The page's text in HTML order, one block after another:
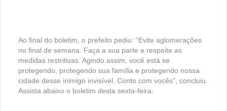
Ao final do boletim, o prefeito pediu: “Evite aglomerações
no final de semana. Faça a sua parte e respeite as
medidas restritivas. Agindo assim, você está se
protegendo, protegendo sua família e protegendo nossa
cidade desse inimigo invisível. Conto com vocês”, concluiu.
Assista abaixo o boletim desta sexta-feira: